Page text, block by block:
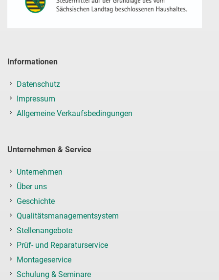
Informationen
Datenschutz
Impressum
Allgemeine Verkaufsbedingungen
Unternehmen & Service
Unternehmen
Über uns
Geschichte
Qualitätsmanagementsystem
Stellenangebote
Prüf- und Reparaturservice
Montageservice
Schulung & Seminare